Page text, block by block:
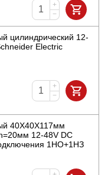
+
−
цилиндрический 12-
Electric
+
−
40Х40Х117мм
12-48V DC
1НО+1НЗ